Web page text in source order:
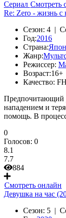
Сериал Смотреть
Re: Zero - жизнь с
Сезон: 4 |
Год:2016
Страна:
Жанр:
Режиссер:
Возраст:16+
Качество:
Предпочитающий
нападением и
помощь. В
0
Голосов: 0
8.1
7.7
884
Смотреть онлайн
Девушка на час
Сезон: 5 |